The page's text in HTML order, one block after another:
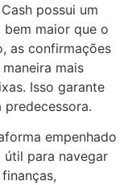
possui um
maior que o
as confirmações
mais
Isso garante
predecessora.
empenhado
para navegar